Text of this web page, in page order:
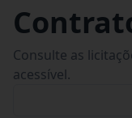
Consulte as
acessível.